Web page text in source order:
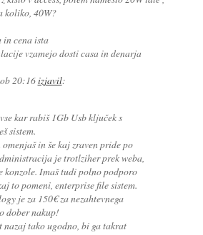
koliko, 40W?
cena ista
vzamejo dosti casa in denarja
20:16izjavil:
kar rabiš 1Gb Usb ključek s
sistem.
in še kaj zraven pride po
je trotlziher prek weba,
konzole. Imaš tudi polno podporo
to pomeni, enterprise file sistem.
je za 150€ za nezahtevnega
dober nakup!
nazaj tako ugodno, bi ga takrat